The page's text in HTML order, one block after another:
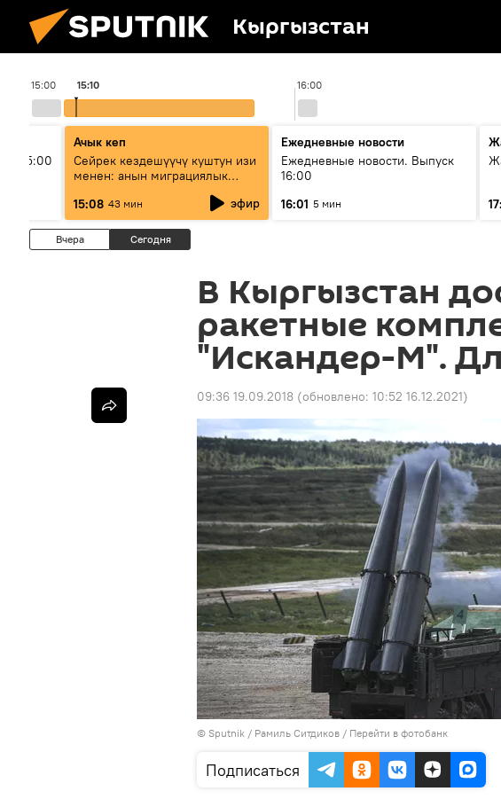
Кыргызстан
15:00 16:00
15:10
15:00
Ачык кеп
Сейрек кездешүүчү куштун изи
менен: анын миграциялык
жолу эмнеден кабар берет?
15:08 43 мин эфир
Ежедневные новости
Ежедневные новости. Выпуск
16:00
16:01 5 мин
Вчера Сегодня
В Кыргызстан
ракетные
"Искандер-М".
09:36 19.09.2018 (обновлено: 10:52 16.12.2021)
© Sputnik / Рамиль Ситдиков / Перейти в фотобанк
Подписаться